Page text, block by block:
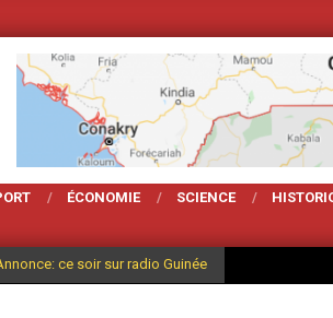
Votre
ÉCONOMIE SCIENCE
ce soir sur radio Guinée